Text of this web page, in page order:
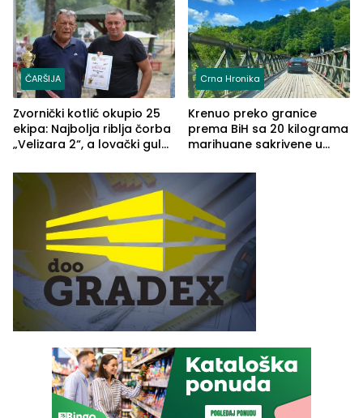
ČARŠIJA
Zvornički kotlić okupio 25
ekipa: Najbolja riblja čorba
„Velizara 2“, a lovački gulaš
Crna Hronika
Krenuo preko granice
prema BiH sa 20 kilograma
marihuane sakrivene u